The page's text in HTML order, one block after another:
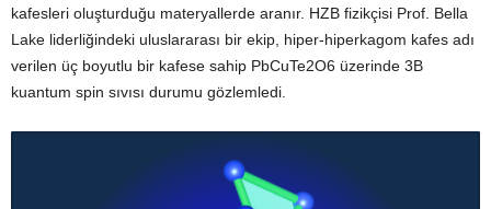
kafesleri oluşturduğu materyallerde aranır. HZB fizikçisi Prof. Bella
Lake liderliğindeki uluslararası bir ekip, hiper-hiperkagom kafes adı
verilen üç boyutlu bir kafese sahip PbCuTe2O6 üzerinde 3B
kuantum spin sıvısı durumu gözlemledi.